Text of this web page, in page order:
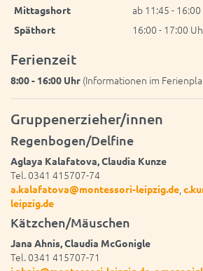
Mittagshort ab 11:45 -
Späthort 16:00 - 17:00
Ferienzeit
8:00 - 16:00 Uhr (Informationen im
Gruppenerzieher/innen
Regenbogen/Delfine
Aglaya Kalafatova, Claudia Kunze
Tel. 0341 415707-74
a.kalafatova@montessori-leipzig.de,
leipzig.de
Kätzchen/Mäuschen
Jana Ahnis, Claudia McGonigle
Tel. 0341 415707-71